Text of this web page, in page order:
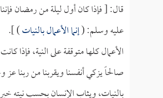
قال: [ فإذا كان أول ليلة من رمضان
عليه وسلم: (إنما الأعمال بالنيات) ].
الأعمال كلها متوقفة على النية، فإذا
صالحاً يزكي أنفسنا ويقربنا من ربنا